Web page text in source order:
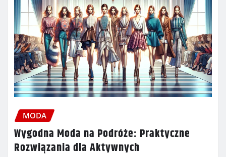
MODA
Wygodna Moda na Podróże: Praktyczne
Rozwiązania dla Aktywnych